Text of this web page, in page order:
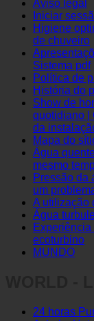
ecoturbino é
Aviso legal
Iniciar
Higiene
de chuveiro
Sistema pdf
Política de
História do
Show de
quotidiano |
da
Mapa do
Água
mesmo
Pressão da
um
A utilização
Água
Experiência
ecoturbino